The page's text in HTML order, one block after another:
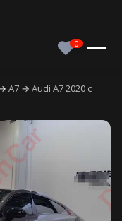
A7
Audi A7 2020 с